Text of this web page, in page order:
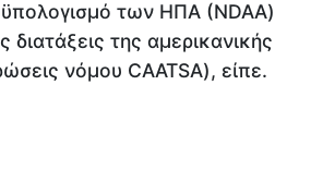
των ΗΠΑ (NDAA)
της αμερικανικής
νόμου CAATSA), είπε.